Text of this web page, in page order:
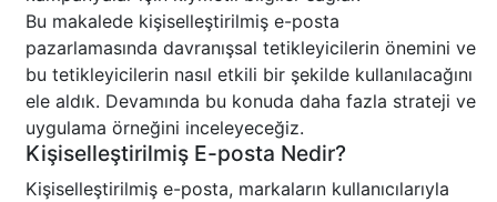
Bu makalede kişiselleştirilmiş e-posta
pazarlamasında davranışsal tetikleyicilerin önemini ve
bu tetikleyicilerin nasıl etkili bir şekilde kullanılacağını
ele aldık. Devamında bu konuda daha fazla strateji ve
uygulama örneğini inceleyeceğiz.
Kişiselleştirilmiş E-posta Nedir?
Kişiselleştirilmiş e-posta, markaların kullanıcılarıyla